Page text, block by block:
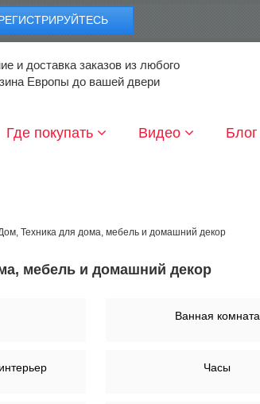
и доставка заказов из любого
Европы до вашей двери
Где покупать Видео Блог
Техника для дома, мебель и домашний декор
мебель и домашний декор
Ванная комната
Часы